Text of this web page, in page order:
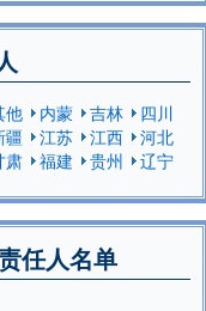
他 内蒙 吉林
四川
疆 江苏 江西
河北
肃 福建 贵州
辽宁
任人名单